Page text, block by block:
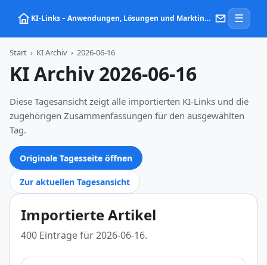
KI‑Links – Anwendungen, Lösungen und Marktinformationen zu Künstlicher Intelligenz ☰
Start › KI Archiv › 2026-06-16
KI Archiv 2026-06-16
Diese Tagesansicht zeigt alle importierten KI-Links und die
zugehörigen Zusammenfassungen für den ausgewählten
Tag.
Originale Tagesseite öffnen
Zur aktuellen Tagesansicht
Importierte Artikel
400 Einträge für 2026-06-16.